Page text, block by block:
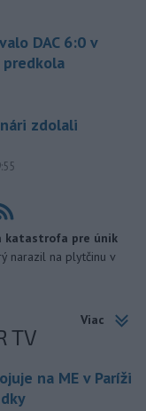
DAC 6:0 v
predkola
zdolali
katastrofa pre únik
narazil na plytčinu v
Viac
TV
na ME v Paríži